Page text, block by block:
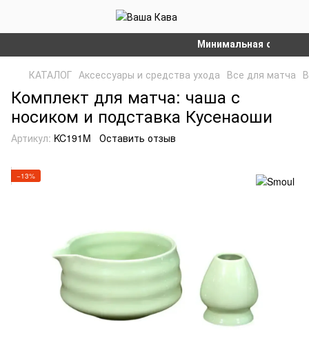
Минимальная сумма
КАТАЛОГ Аксессуары и средства ухода Все для матча
Комплект для матча: чаша с
носиком и подставка Кусенаоши
Артикул: KC191M Оставить отзыв
−13%